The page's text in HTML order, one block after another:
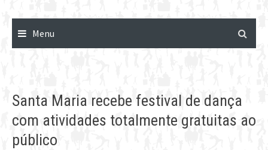
Menu
Santa Maria recebe festival de dança
com atividades totalmente gratuitas ao
público